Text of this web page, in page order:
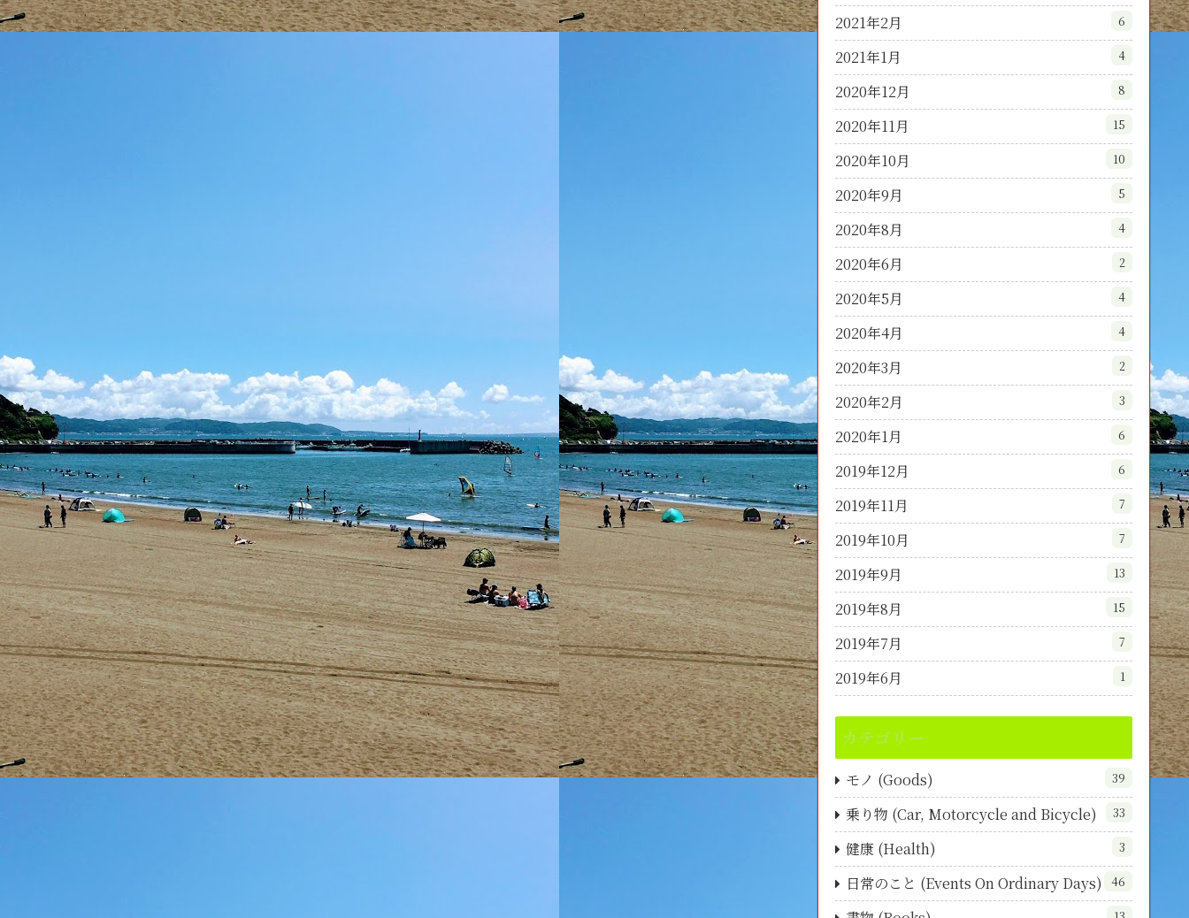
2021年2月 6
2021年1月 4
2020年12月 8
2020年11月 15
2020年10月 10
2020年9月 5
2020年8月 4
2020年6月 2
2020年5月 4
2020年4月 4
2020年3月 2
2020年2月 3
2020年1月 6
2019年12月 6
2019年11月 7
2019年10月 7
2019年9月 13
2019年8月 15
2019年7月 7
2019年6月 1
カテゴリー
モノ (Goods) 39
乗り物 (Car, Motorcycle and Bicycle) 33
健康 (Health) 3
日常のこと (Events On Ordinary Days) 46